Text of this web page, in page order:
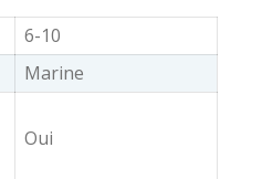
6-10
Marine
Oui